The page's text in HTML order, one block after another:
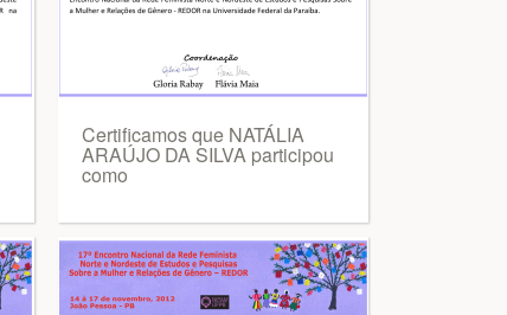
Certificamos que NATÁLIA
ARAÚJO DA SILVA participou
como